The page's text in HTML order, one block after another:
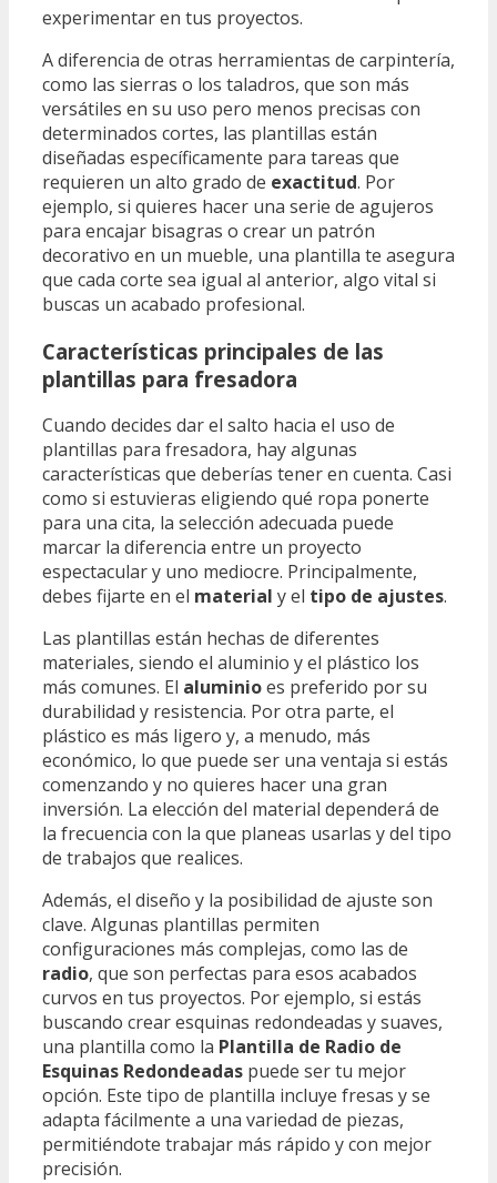
experimentar en tus proyectos.
A diferencia de otras herramientas de carpintería,
como las sierras o los taladros, que son más
versátiles en su uso pero menos precisas con
determinados cortes, las plantillas están
diseñadas específicamente para tareas que
requieren un alto grado de exactitud. Por
ejemplo, si quieres hacer una serie de agujeros
para encajar bisagras o crear un patrón
decorativo en un mueble, una plantilla te asegura
que cada corte sea igual al anterior, algo vital si
buscas un acabado profesional.
Características principales de las
plantillas para fresadora
Cuando decides dar el salto hacia el uso de
plantillas para fresadora, hay algunas
características que deberías tener en cuenta. Casi
como si estuvieras eligiendo qué ropa ponerte
para una cita, la selección adecuada puede
marcar la diferencia entre un proyecto
espectacular y uno mediocre. Principalmente,
debes fijarte en el material y el tipo de ajustes.
Las plantillas están hechas de diferentes
materiales, siendo el aluminio y el plástico los
más comunes. El aluminioes preferido por su
durabilidad y resistencia. Por otra parte, el
plástico es más ligero y, a menudo, más
económico, lo que puede ser una ventaja si estás
comenzando y no quieres hacer una gran
inversión. La elección del material dependerá de
la frecuencia con la que planeas usarlas y del tipo
de trabajos que realices.
Además, el diseño y la posibilidad de ajuste son
clave. Algunas plantillas permiten
configuraciones más complejas, como las de
radio, que son perfectas para esos acabados
curvos en tus proyectos. Por ejemplo, si estás
buscando crear esquinas redondeadas y suaves,
una plantilla como la Plantilla de Radio de
Esquinas Redondeadas puede ser tu mejor
opción. Este tipo de plantilla incluye fresas y se
adapta fácilmente a una variedad de piezas,
permitiéndote trabajar más rápido y con mejor
precisión.